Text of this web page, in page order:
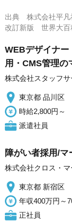
出典 株式会社平
改訂新版 世界大
WEBデザイナー
用・CMS管理の
株式会社スタッフ
東京都 品川区
時給2,800円～
派遣社員
障がい者採用/
株式会社クロス・
東京都 新宿区
年収400万円～
正社員